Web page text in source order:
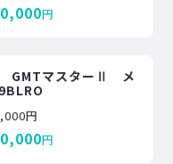
円
GMTマスターⅡ メ
円
円